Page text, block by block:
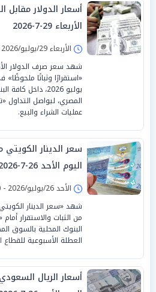
أسعار الدولار مقابل
الأربعاء 29-7-2026
الأربعاء 29/يوليو/2026 - 12:34 ص
شهد سعر صرف الدولار
يوليو 2026، داخل
عمليات الشراء والبيع.
سعر الدينار الكويتي
اليوم الأحد 26-7-2026
الأحد 26/يوليو/2026 - 11:30 ص
من الثبات والاستقرار
البنوك المحلية بالسوق
العطلة الأسبوعية
أسعار الريال